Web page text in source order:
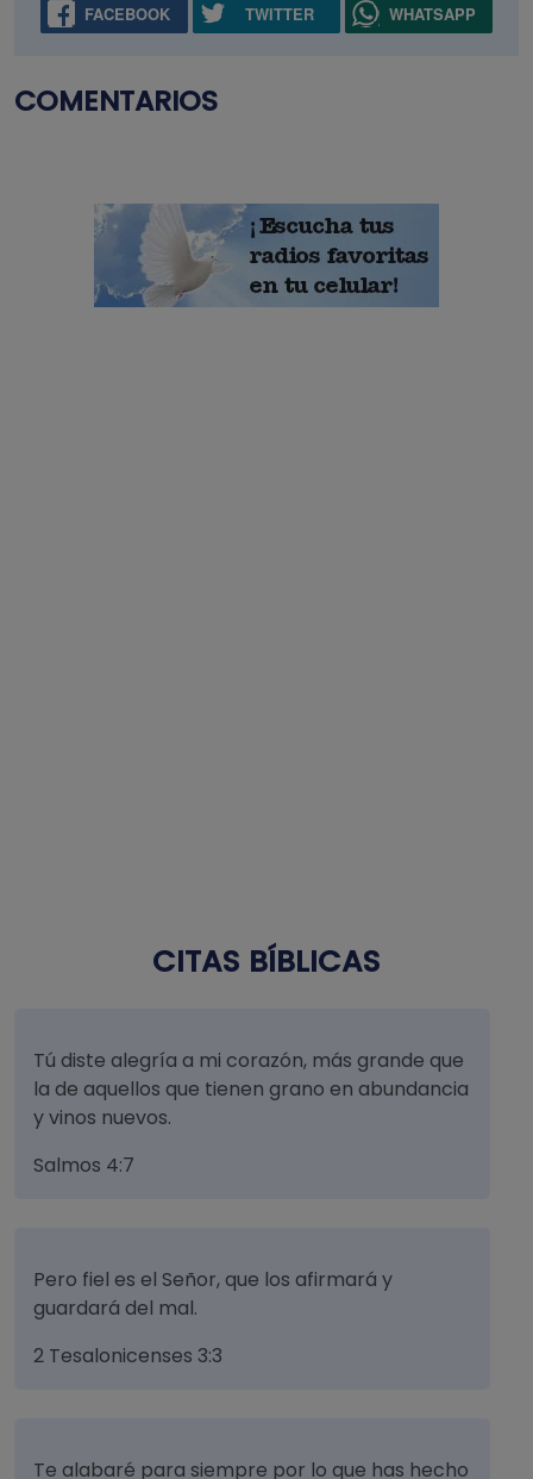
FACEBOOK TWITTER WHATSAPP
COMENTARIOS
CITAS BÍBLICAS
Tú diste alegría a mi corazón, más grande que
la de aquellos que tienen grano en abundancia
y vinos nuevos.
Salmos 4:7
Pero fiel es el Señor, que los afirmará y
guardará del mal.
2 Tesalonicenses 3:3
Te alabaré para siempre por lo que has hecho